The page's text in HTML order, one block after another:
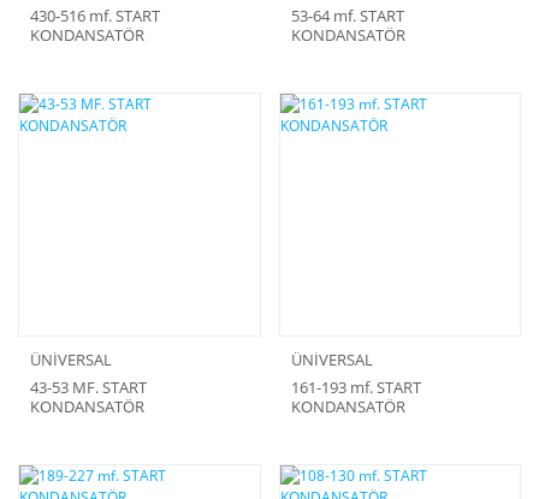
430-516 mf. START
KONDANSATÖR
53-64 mf. START
KONDANSATÖR
ÜNİVERSAL
43-53 MF. START
KONDANSATÖR
ÜNİVERSAL
161-193 mf. START
KONDANSATÖR